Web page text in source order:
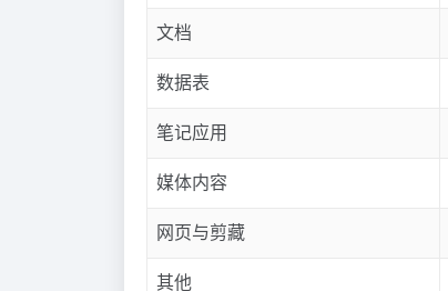
文档
数据表
笔记应用
媒体内容
网页与剪藏
其他